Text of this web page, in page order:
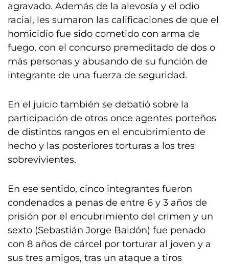
agravado. Además de la alevosía y el odio
racial, les sumaron las calificaciones de que el
homicidio fue sido cometido con arma de
fuego, con el concurso premeditado de dos o
más personas y abusando de su función de
integrante de una fuerza de seguridad.
En el juicio también se debatió sobre la
participación de otros once agentes porteños
de distintos rangos en el encubrimiento de
hecho y las posteriores torturas a los tres
sobrevivientes.
En ese sentido, cinco integrantes fueron
condenados a penas de entre 6 y 3 años de
prisión por el encubrimiento del crimen y un
sexto (Sebastián Jorge Baidón) fue penado
con 8 años de cárcel por torturar al joven y a
sus tres amigos, tras un ataque a tiros